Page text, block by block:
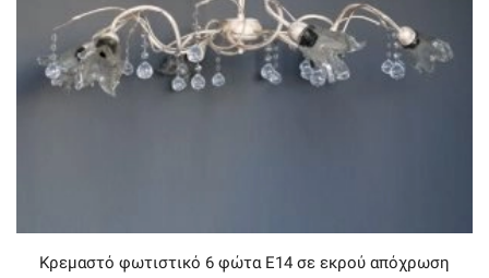
Κρεμαστό φωτιστικό 6 φώτα Ε14 σε εκρού απόχρωση